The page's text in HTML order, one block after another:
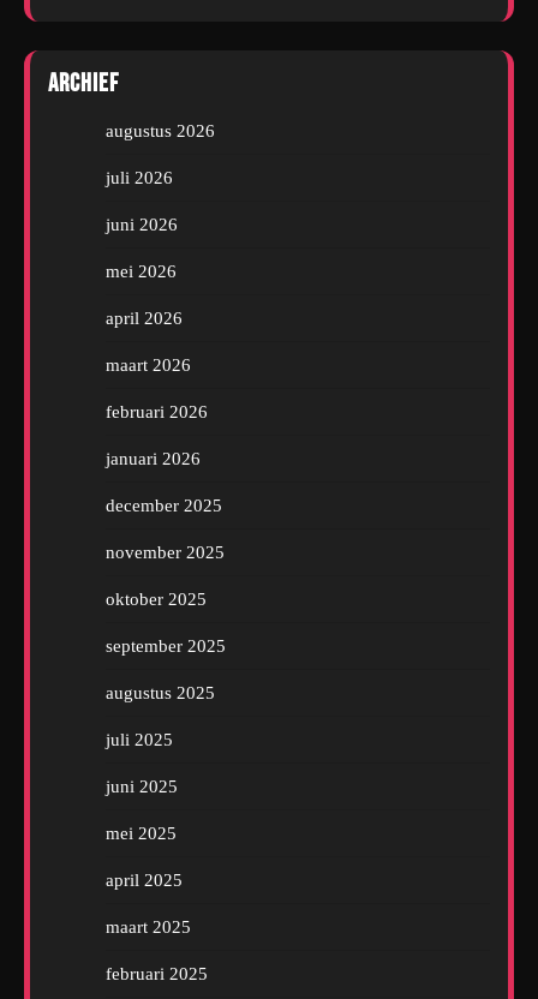
Archief
augustus 2026
juli 2026
juni 2026
mei 2026
april 2026
maart 2026
februari 2026
januari 2026
december 2025
november 2025
oktober 2025
september 2025
augustus 2025
juli 2025
juni 2025
mei 2025
april 2025
maart 2025
februari 2025